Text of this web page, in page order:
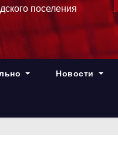
поселения
Новости